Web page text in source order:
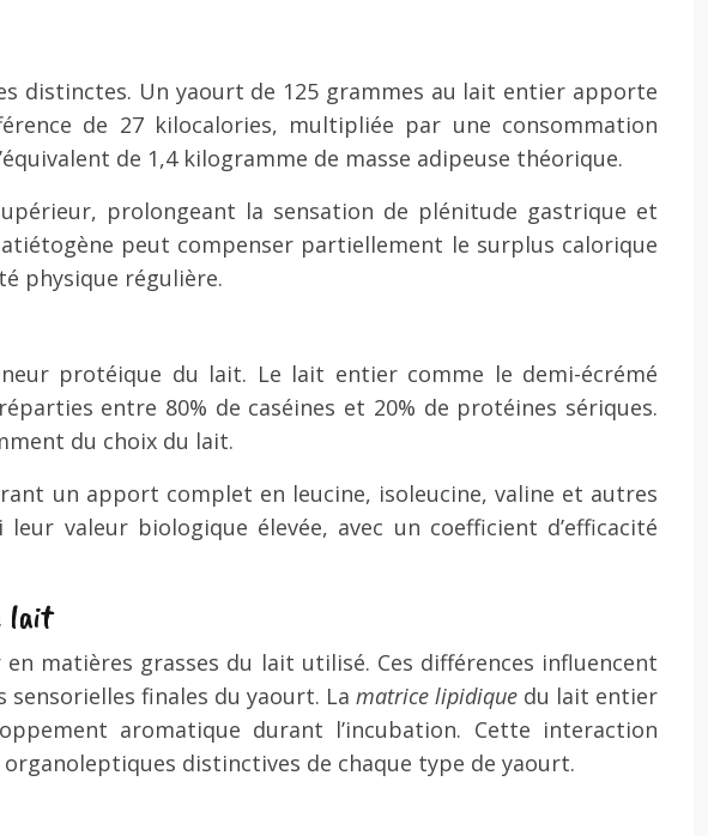
distinctes. Un yaourt de 125 grammes au lait entier apporte
de 27 kilocalories, multipliée par une consommation
de 1,4 kilogramme de masse adipeuse théorique.
prolongeant la sensation de plénitude gastrique et
peut compenser partiellement le surplus calorique
physique régulière.
protéique du lait. Le lait entier comme le demi-écrémé
entre 80% de caséines et 20% de protéines sériques.
du choix du lait.
un apport complet en leucine, isoleucine, valine et autres
valeur biologique élevée, avec un coefficient d’efficacité
lait
matières grasses du lait utilisé. Ces différences influencent
finales du yaourt. La matrice lipidique du lait entier
aromatique durant l’incubation. Cette interaction
distinctives de chaque type de yaourt.